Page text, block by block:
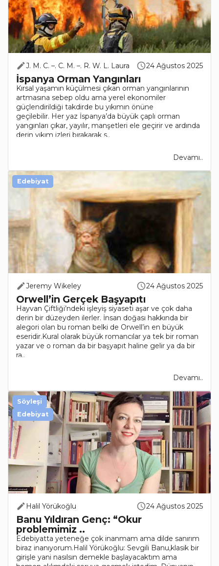
J. M. C. –. C. M. –. R. W. L. Laura 24 Ağustos 2025
İspanya Orman Yangınları
Kırsal yaşamın küçülmesi çıkan orman yangınlarının
artmasına sebep oldu ama yerel ekonomiler
güçlendirildiği takdirde bu yıkımın önüne
geçilebilir. Her yaz İspanya’da büyük çaplı orman
yangınları çıkar, yayılır, manşetleri ele geçirir ve ardında
derin yıkım izleri bırakarak s..
Devamı..
Jeremy Wikeley 24 Ağustos 2025
Orwell’in Gerçek Başyapıtı
Hayvan Çiftliği’ndeki işleyiş siyaseti aşar ve çok daha
derin bir düzeyden ilerler. İnsan doğası hakkında bir
alegori olan bu roman belki de Orwell’in en büyük
eseridir.Kural olarak büyük romancılar ya tek bir roman
yazar ve o roman da bir başyapıt haline gelir ya da bir
ra..
Devamı..
Edebiyat
Halil Yörükoğlu 24 Ağustos 2025
Banu Yıldıran Genç: “Okur
problemimiz ..
Edebiyatta yeteneğe çok inanmam ama dilde sanırım
biraz inanıyorum.Halil Yörükoğlu: Sevgili Banu,klasik bir
girişle yani nasılsın demekle başlayacaktım ama
Söyleşi
Edebiyat